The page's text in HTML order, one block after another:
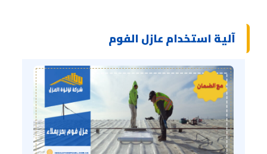
آلية استخدام عازل الفوم